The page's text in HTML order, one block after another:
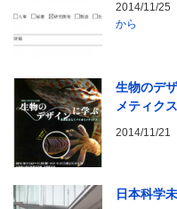
2014/11/25
から
生物のデ
メティク
2014/11/21
日本科学